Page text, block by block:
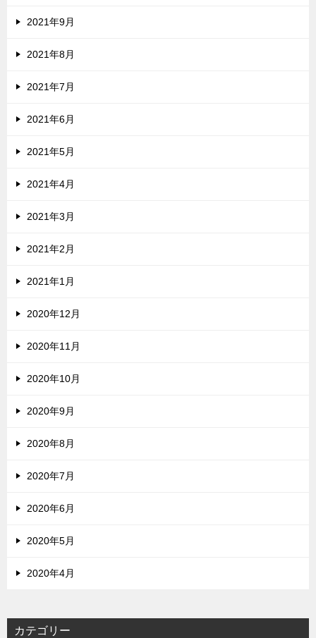
2021年9月
2021年8月
2021年7月
2021年6月
2021年5月
2021年4月
2021年3月
2021年2月
2021年1月
2020年12月
2020年11月
2020年10月
2020年9月
2020年8月
2020年7月
2020年6月
2020年5月
2020年4月
カテゴリー